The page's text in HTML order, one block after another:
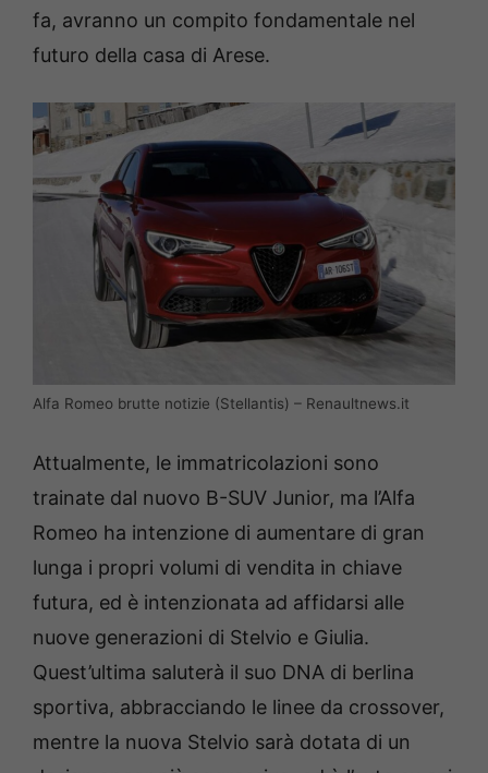
fa, avranno un compito fondamentale nel
futuro della casa di Arese.
Alfa Romeo brutte notizie (Stellantis) – Renaultnews.it
Attualmente, le immatricolazioni sono
trainate dal nuovo B-SUV Junior, ma l’Alfa
Romeo ha intenzione di aumentare di gran
lunga i propri volumi di vendita in chiave
futura, ed è intenzionata ad affidarsi alle
nuove generazioni di Stelvio e Giulia.
Quest’ultima saluterà il suo DNA di berlina
sportiva, abbracciando le linee da crossover,
mentre la nuova Stelvio sarà dotata di un